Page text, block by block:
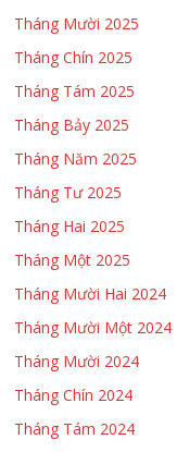
Tháng Mười 2025
Tháng Chín 2025
Tháng Tám 2025
Tháng Bảy 2025
Tháng Năm 2025
Tháng Tư 2025
Tháng Hai 2025
Tháng Một 2025
Tháng Mười Hai 2024
Tháng Mười Một 2024
Tháng Mười 2024
Tháng Chín 2024
Tháng Tám 2024